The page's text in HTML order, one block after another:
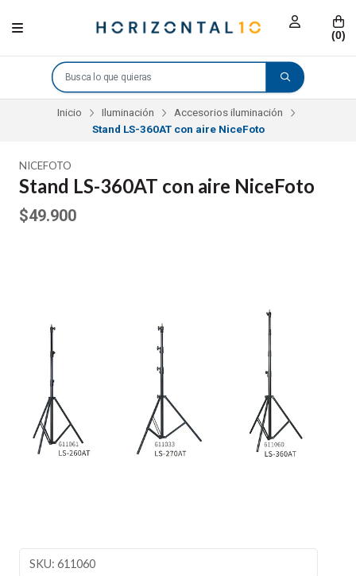
(0)
Inicio Iluminación
Accesorios iluminación
Stand LS-360AT con aire NiceFoto
NICEFOTO
Stand LS-360AT con aire NiceFoto
$49.900
SKU: 611060